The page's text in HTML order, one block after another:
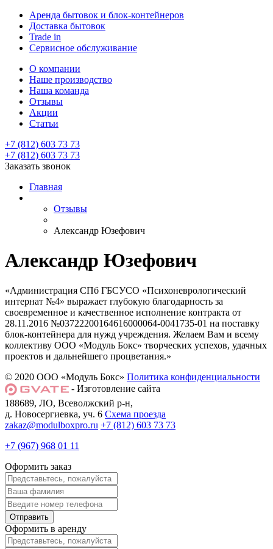
Аренда бытовок и блок-контейнеров
Доставка бытовок
Trade in
Сервисное обслуживание
О компании
Наше производство
Наша команда
Отзывы
Акции
Статьи
+7 (812) 603 73 73
+7 (812) 603 73 73
Заказать звонок
Главная
Отзывы
Александр Юзефович
Александр Юзефович
«Администрация СПб ГБСУСО «Психоневрологический
интернат №4» выражает глубокую благодарность за
своевременное и качественное исполнение контракта от
28.11.2016 №03722200164616000064-0041735-01 на поставку
блок-контейнера для нужд учреждения. Желаем Вам и всему
коллективу ООО «Модуль Бокс» творческих успехов, удачных
проектов и дальнейшего процветания.»
© 2020 ООО «Модуль Бокс» Политика конфиденциальности
- Изготовление сайта
188689, ЛО, Всеволжский р-н,
д. Новосергиевка, уч. 6 Схема проезда
zakaz@modulboxpro.ru +7 (812) 603 73 73
+7 (967) 968 01 11
Оформить заказ
Оформить в аренду